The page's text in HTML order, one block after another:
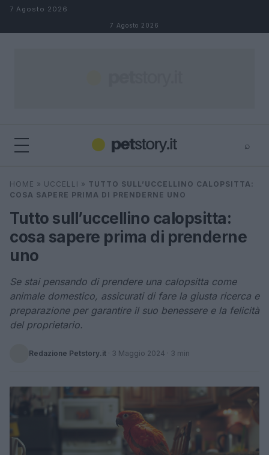
Salta al contenuto
7 Agosto 2026
7 Agosto 2026
⌕
Cerca ⌕ ×
HOME » UCCELLI » TUTTO SULL’UCCELLINO CALOPSITTA:
COSA SAPERE PRIMA DI PRENDERNE UNO
Tutto sull’uccellino calopsitta:
cosa sapere prima di prenderne
uno
Se stai pensando di prendere una calopsitta come
animale domestico, assicurati di fare la giusta ricerca e
preparazione per garantire il suo benessere e la felicità
del proprietario.
Redazione Petstory.it · 3 Maggio 2024 · 3 min